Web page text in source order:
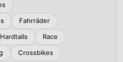
Fahrräder
Race
Crossbikes